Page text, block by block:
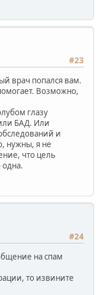
#23
врач попался вам.
Возможно,
глазу
БАД. Или
и
нужны, я не
что цель
одна.
#24
на спам
то извините